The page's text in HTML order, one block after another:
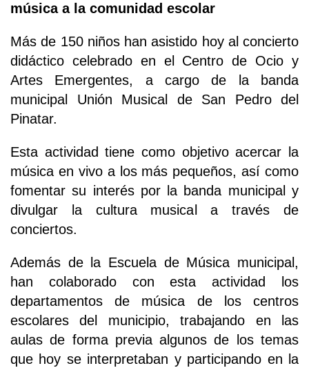
música a la comunidad escolar
Más de 150 niños han asistido hoy al concierto
didáctico celebrado en el Centro de Ocio y
Artes Emergentes, a cargo de la banda
municipal Unión Musical de San Pedro del
Pinatar.
Esta actividad tiene como objetivo acercar la
música en vivo a los más pequeños, así como
fomentar su interés por la banda municipal y
divulgar la cultura musical a través de
conciertos.
Además de la Escuela de Música municipal,
han colaborado con esta actividad los
departamentos de música de los centros
escolares del municipio, trabajando en las
aulas de forma previa algunos de los temas
que hoy se interpretaban y participando en la